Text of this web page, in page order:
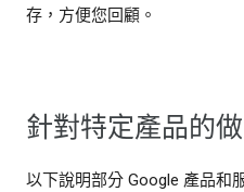
存，方便您回顧。
針對特定產品的
以下說明部分 Google 產品和